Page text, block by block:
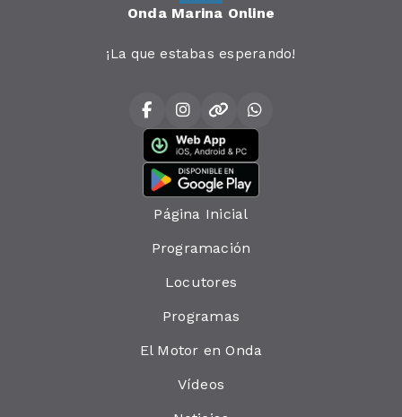
Onda Marina Online
¡La que estabas esperando!
Página Inicial
Programación
Locutores
Programas
El Motor en Onda
Vídeos